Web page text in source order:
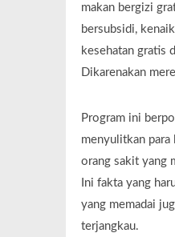
makan bergizi
bersubsidi,
kesehatan gratis
Dikarenakan
Program ini
menyulitkan para
orang sakit yang
Ini fakta yang
yang memadai
terjangkau.